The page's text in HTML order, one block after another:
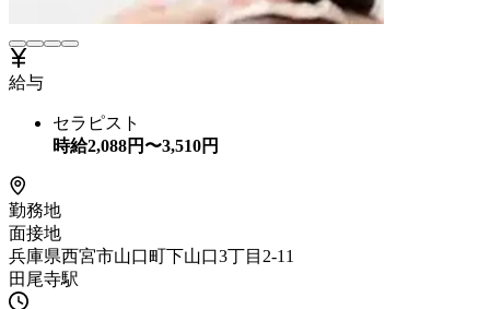
給与
セラピスト
時給2,088円〜3,510円
勤務地
面接地
兵庫県西宮市山口町下山口3丁目2-11
田尾寺駅